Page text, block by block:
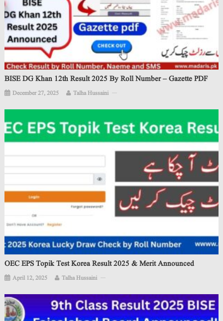
BISE DG Khan 12th Result 2025 By Roll Number – Gazette PDF
December 27, 2025 Talha Hussaini
OEC EPS Topik Test Korea Result 2025 & Merit Announced
April 12, 2025 Talha Hussaini